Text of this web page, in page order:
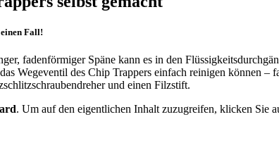
einen Fall!
fadenförmiger Späne kann es in den
Wegeventil des Chip Trappers einfach reinigen können –
und einen Filzstift.
. Um auf den eigentlichen Inhalt zuzugreifen, klicken Sie